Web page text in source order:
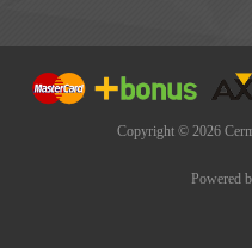
Copyright © 2026
Powered